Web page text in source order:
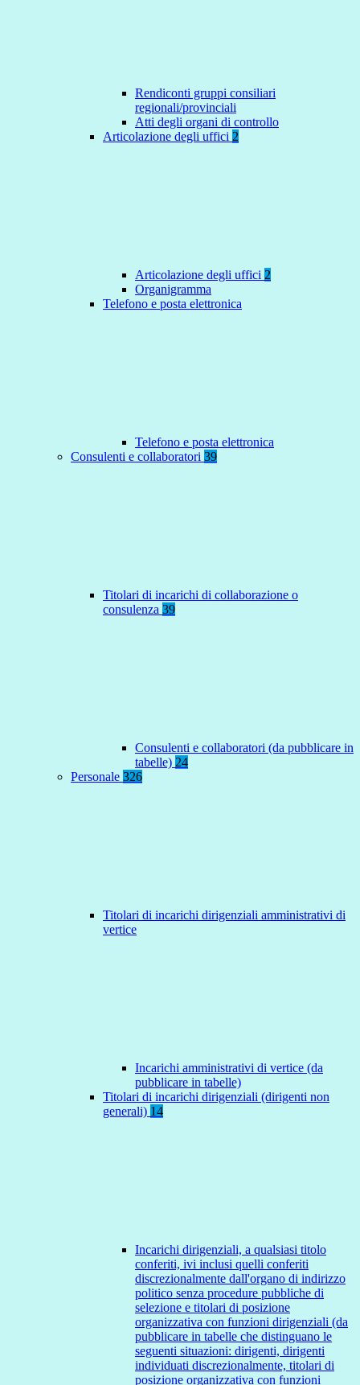
Rendiconti gruppi consiliari
regionali/provinciali
Atti degli organi di controllo
Articolazione degli uffici 2
Articolazione degli uffici 2
Organigramma
Telefono e posta elettronica
Telefono e posta elettronica
Consulenti e collaboratori 39
Titolari di incarichi di collaborazione o
consulenza 39
Consulenti e collaboratori (da pubblicare in
tabelle) 24
Personale 326
Titolari di incarichi dirigenziali amministrativi di
vertice
Incarichi amministrativi di vertice (da
pubblicare in tabelle)
Titolari di incarichi dirigenziali (dirigenti non
generali) 14
Incarichi dirigenziali, a qualsiasi titolo
conferiti, ivi inclusi quelli conferiti
discrezionalmente dall'organo di indirizzo
politico senza procedure pubbliche di
selezione e titolari di posizione
organizzativa con funzioni dirigenziali (da
pubblicare in tabelle che distinguano le
seguenti situazioni: dirigenti, dirigenti
individuati discrezionalmente, titolari di
posizione organizzativa con funzioni